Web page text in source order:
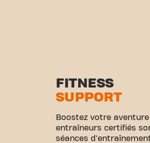
FITNESS
SUPPORT
Boostez votre
entraîneurs certifiés
séances